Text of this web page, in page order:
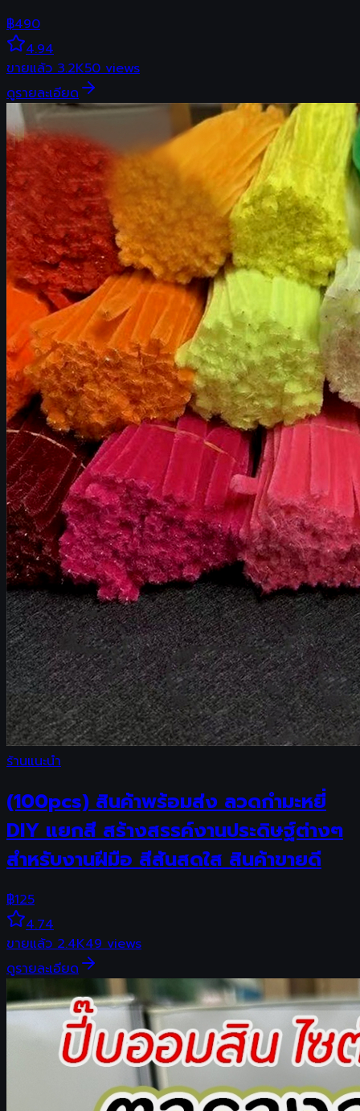
฿490
4.94
ขายแล้ว3.2K50views
ดูรายละเอียด
ร้านแนะนำ
(100pcs) สินค้าพร้อมส่ง ลวดกำมะหยี่
DIY แยกสี สร้างสรรค์งานประดิษฐ์ต่างๆ
สำหรับงานฝีมือ สีสันสดใส สินค้าขายดี
฿125
4.74
ขายแล้ว2.4K49views
ดูรายละเอียด